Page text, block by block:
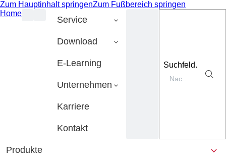
Zum Hauptinhalt springenZum Fußbereich springen
Home
Service
Download
E-Learning
Unternehmen
Karriere
Kontakt
Suchfeld.
Produkte